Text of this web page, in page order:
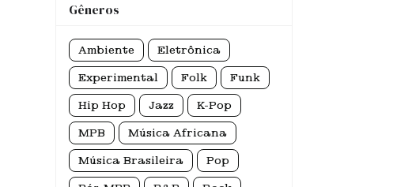
Gêneros
Ambiente Eletrônica
Experimental Folk Funk
Hip Hop Jazz K-Pop
MPB Música Africana
Música Brasileira Pop